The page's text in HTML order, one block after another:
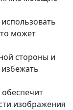
может
стороны и
изображения